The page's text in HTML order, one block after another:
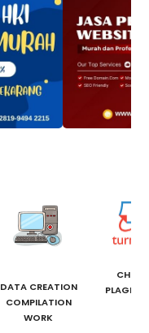
DATA CREATION
COMPILATION
WORK
CHECK